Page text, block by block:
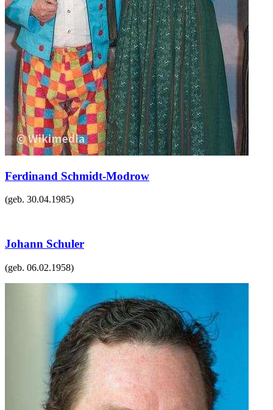
Ferdinand Schmidt-Modrow
(geb. 30.04.1985)
Johann Schuler
(geb. 06.02.1958)